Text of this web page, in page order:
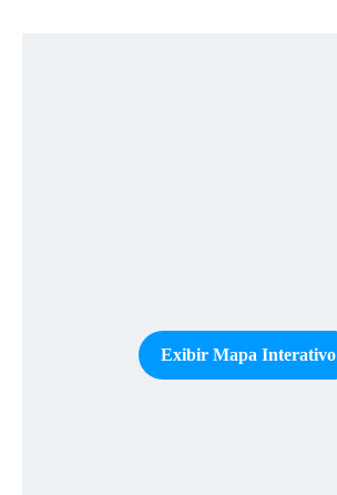
Exibir Mapa Interativo